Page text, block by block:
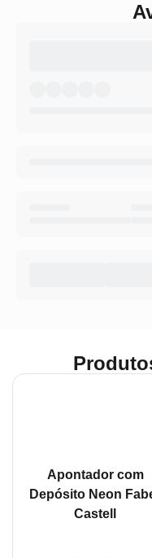
Apontador com
Depósito Neon
Castell